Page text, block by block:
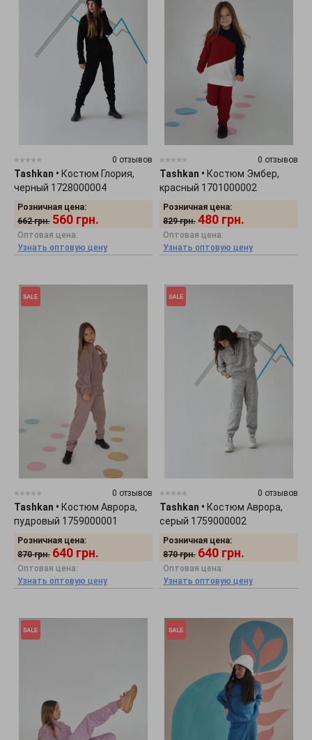
0 отзывов
Tashkan • Костюм Глория,
черный 1728000004
Розничная цена:
662 грн. 560 грн.
Оптовая цена:
Узнать оптовую цену
0 отзывов
Tashkan • Костюм Эмбер,
красный 1701000002
Розничная цена:
829 грн. 480 грн.
Оптовая цена:
Узнать оптовую цену
0 отзывов
Tashkan • Костюм Аврора,
пудровый 1759000001
Розничная цена:
870 грн. 640 грн.
Оптовая цена:
Узнать оптовую цену
0 отзывов
Tashkan • Костюм Аврора,
серый 1759000002
Розничная цена:
870 грн. 640 грн.
Оптовая цена:
Узнать оптовую цену